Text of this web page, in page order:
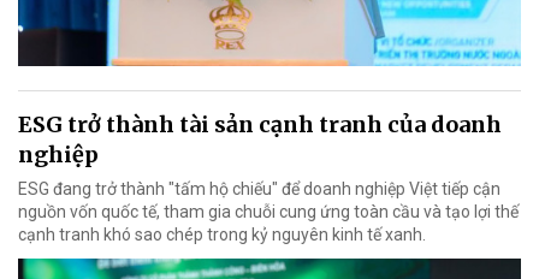
ESG trở thành tài sản cạnh tranh của doanh
nghiệp
ESG đang trở thành "tấm hộ chiếu" để doanh nghiệp Việt tiếp cận
nguồn vốn quốc tế, tham gia chuỗi cung ứng toàn cầu và tạo lợi thế
cạnh tranh khó sao chép trong kỷ nguyên kinh tế xanh.